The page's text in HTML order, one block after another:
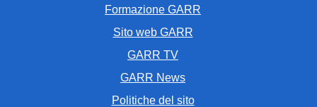
Formazione GARR
Sito web GARR
GARR TV
GARR News
Politiche del sito